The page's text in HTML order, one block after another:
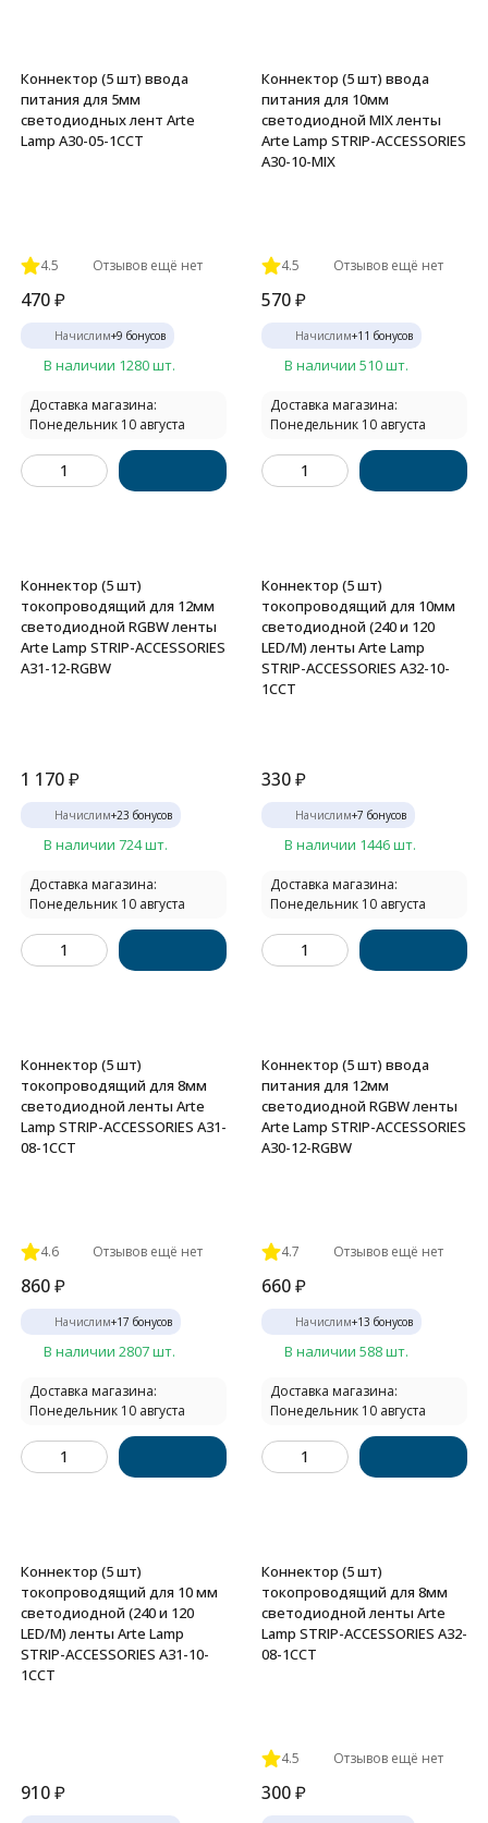
Коннектор (5 шт) ввода
питания для 5мм
светодиодных лент Arte
Lamp A30-05-1CCT
4.5 Отзывов ещё нет
470₽
Начислим+9 бонусов
В наличии 1280 шт.
Доставка магазина:
Понедельник 10 августа
Коннектор (5 шт) ввода
питания для 10мм
светодиодной MIX ленты
Arte Lamp STRIP-ACCESSORIES
A30-10-MIX
4.5 Отзывов ещё нет
570₽
Начислим+11 бонусов
В наличии 510 шт.
Доставка магазина:
Понедельник 10 августа
Коннектор (5 шт)
токопроводящий для 12мм
светодиодной RGBW ленты
Arte Lamp STRIP-ACCESSORIES
A31-12-RGBW
1 170₽
Начислим+23 бонусов
В наличии 724 шт.
Доставка магазина:
Понедельник 10 августа
Коннектор (5 шт)
токопроводящий для 10мм
светодиодной (240 и 120
LED/M) ленты Arte Lamp
STRIP-ACCESSORIES A32-10-
1CCT
330₽
Начислим+7 бонусов
В наличии 1446 шт.
Доставка магазина:
Понедельник 10 августа
Коннектор (5 шт)
токопроводящий для 8мм
светодиодной ленты Arte
Lamp STRIP-ACCESSORIES A31-
08-1CCT
4.6 Отзывов ещё нет
860₽
Начислим+17 бонусов
В наличии 2807 шт.
Доставка магазина:
Понедельник 10 августа
Коннектор (5 шт) ввода
питания для 12мм
светодиодной RGBW ленты
Arte Lamp STRIP-ACCESSORIES
A30-12-RGBW
4.7 Отзывов ещё нет
660₽
Начислим+13 бонусов
В наличии 588 шт.
Доставка магазина:
Понедельник 10 августа
Коннектор (5 шт)
токопроводящий для 10 мм
светодиодной (240 и 120
LED/M) ленты Arte Lamp
STRIP-ACCESSORIES A31-10-
1CCT
910₽
Коннектор (5 шт)
токопроводящий для 8мм
светодиодной ленты Arte
Lamp STRIP-ACCESSORIES A32-
08-1CCT
4.5 Отзывов ещё нет
300₽